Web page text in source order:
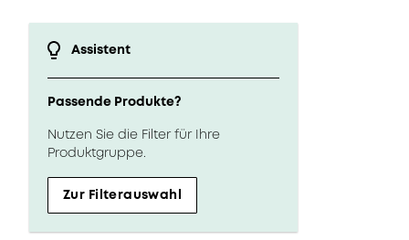
Assistent
Passende Produkte?
Nutzen Sie die Filter für Ihre
Produktgruppe.
Zur Filterauswahl